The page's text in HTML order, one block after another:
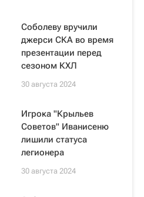
Соболеву вручили
джерси СКА во время
презентации перед
сезоном КХЛ
30 августа 2024
Игрока "Крыльев
Советов" Иванисеню
лишили статуса
легионера
30 августа 2024